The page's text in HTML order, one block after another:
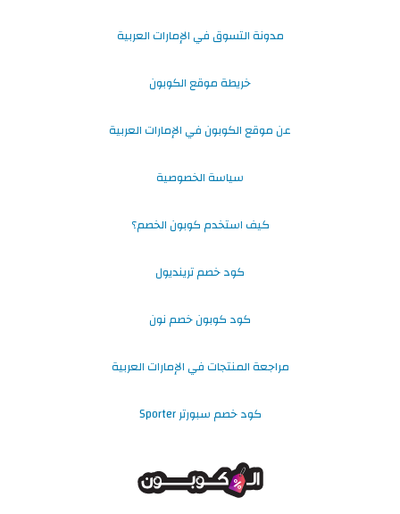
مدونة التسوق في الإمارات العربية
خريطة موقع الكوبون
عن موقع الكوبون في الإمارات العربية
سياسة الخصوصية
كيف استخدم كوبون الخصم؟
كود خصم ترينديول
كود كوبون خصم نون
مراجعة المنتجات في الإمارات العربية
كود خصم سبورتر Sporter